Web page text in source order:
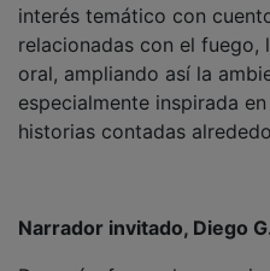
reivindicó, en una
valor de las historias
humano y pausa
de la vida cotidiana.
“El fuego nos une. En